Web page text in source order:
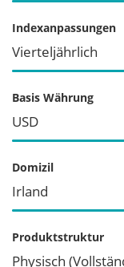
Indexanpassungen
Vierteljährlich
Basis Währung
USD
Domizil
Irland
Produktstruktur
Physisch